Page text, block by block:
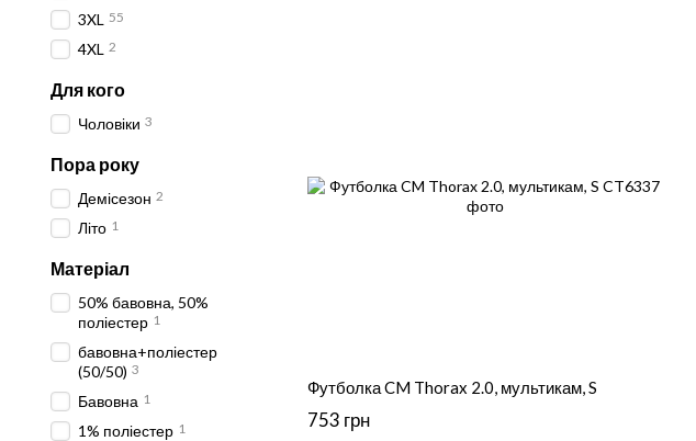
Футболка CM Thorax 2.0, мультикам, S
753 грн
3XL 55
4XL 2
Для кого
Чоловіки 3
Пора року
Демісезон 2
Літо 1
Матеріал
50% бавовна, 50%
поліестер 1
бавовна+поліестер
(50/50) 3
Бавовна 1
1% поліестер 1